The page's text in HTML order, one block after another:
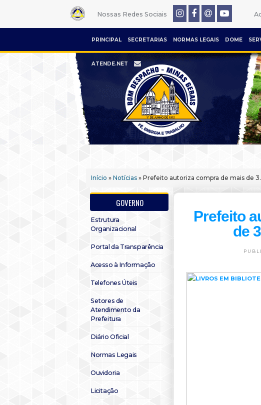
Nossas Redes Sociais
PRINCIPAL SECRETARIAS NORMAS LEGAIS DOME
ATENDE.NET
Início » Notícias » Prefeito autoriza compra de mais de
GOVERNO
Estrutura
Organizacional
Portal da Transparência
Acesso à Informação
Telefones Úteis
Setores de
Atendimento da
Prefeitura
Diário Oficial
Normas Legais
Ouvidoria
Licitação
Prefeito
de